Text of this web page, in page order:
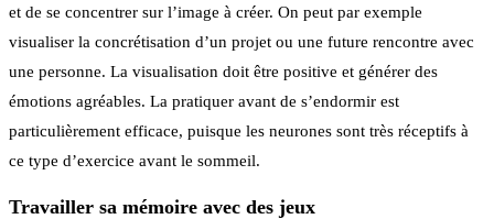
et de se concentrer sur l’image à créer. On peut par exemple
visualiser la concrétisation d’un projet ou une future rencontre avec
une personne. La visualisation doit être positive et générer des
émotions agréables. La pratiquer avant de s’endormir est
particulièrement efficace, puisque les neurones sont très réceptifs à
ce type d’exercice avant le sommeil.
Travailler sa mémoire avec des jeux